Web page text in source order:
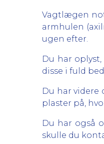
Vagtlægen
armhulen
ugen efter.
Du har
disse i fuld
Du har videre
plaster på,
Du har også
skulle du